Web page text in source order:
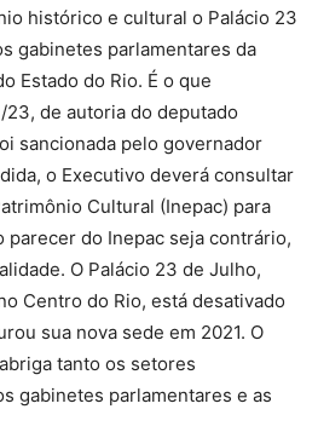
histórico e cultural o Palácio 23
gabinetes parlamentares da
Estado do Rio. É o que
23, de autoria do deputado
sancionada pelo governador
o Executivo deverá consultar
Cultural (Inepac) para
parecer do Inepac seja contrário,
O Palácio 23 de Julho,
Centro do Rio, está desativado
sua nova sede em 2021. O
tanto os setores
gabinetes parlamentares e as